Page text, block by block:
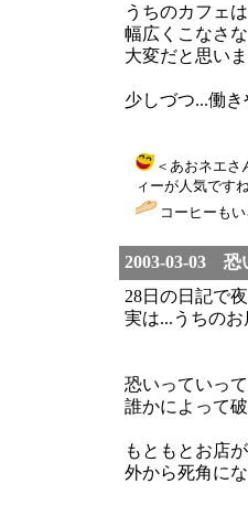
うちのカフェ
幅広くこなさ
大変だと思い
少しづつ...働
＜あおネエ
ィーが人気です
コーヒーも
2003-03-03 恐
28日の日記で
実は...うちの
恐いっていっ
誰かによって
もともとお店
外から死角に